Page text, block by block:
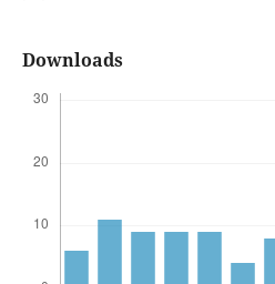
Downloads